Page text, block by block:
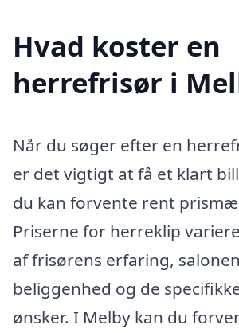
Hvad koster en
herrefrisør i
Når du søger efter en
er det vigtigt at få et klart
du kan forvente rent
Priserne for herreklip
af frisørens erfaring,
beliggenhed og de
ønsker. I Melby kan du